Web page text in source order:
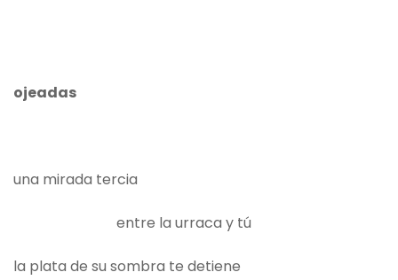
ojeadas
una mirada tercia
entre la urraca y tú
la plata de su sombra te detiene